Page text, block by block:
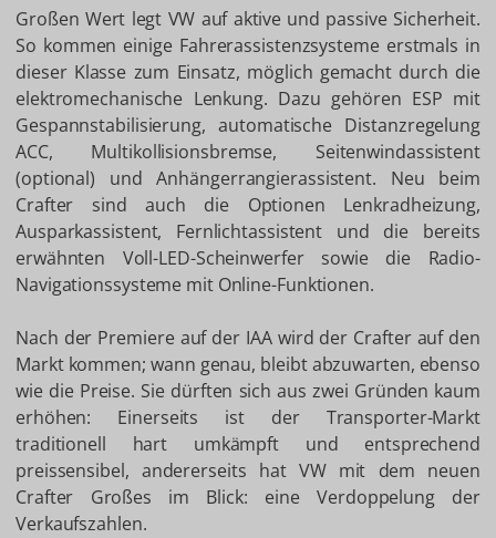
Großen Wert legt VW auf aktive und passive Sicherheit.
So kommen einige Fahrerassistenzsysteme erstmals in
dieser Klasse zum Einsatz, möglich gemacht durch die
elektromechanische Lenkung. Dazu gehören ESP mit
Gespannstabilisierung, automatische Distanzregelung
ACC, Multikollisionsbremse, Seitenwindassistent
(optional) und Anhängerrangierassistent. Neu beim
Crafter sind auch die Optionen Lenkradheizung,
Ausparkassistent, Fernlichtassistent und die bereits
erwähnten Voll-LED-Scheinwerfer sowie die Radio-
Navigationssysteme mit Online-Funktionen.
Nach der Premiere auf der IAA wird der Crafter auf den
Markt kommen; wann genau, bleibt abzuwarten, ebenso
wie die Preise. Sie dürften sich aus zwei Gründen kaum
erhöhen: Einerseits ist der Transporter-Markt
traditionell hart umkämpft und entsprechend
preissensibel, andererseits hat VW mit dem neuen
Crafter Großes im Blick: eine Verdoppelung der
Verkaufszahlen.